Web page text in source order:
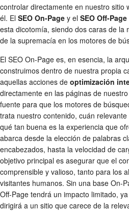
controlar directamente en nuestro sitio
él. El SEO On-Page y el SEO Off-Page
esta dicotomía, siendo dos caras de la
de la supremacía en los motores de
El SEO On-Page es, en esencia, la
construimos dentro de nuestra propia
aquellas acciones de optimización
directamente en las páginas de
fuente para que los motores de
trata nuestro contenido, cuán
qué tan buena es la experiencia que
abarca desde la elección de palabras
encabezados, hasta la velocidad de
objetivo principal es asegurar que el
comprensible y valioso, tanto para los
visitantes humanos. Sin una base On-
Off-Page tendrá un impacto limitado,
dirigirá a un sitio que carece de la